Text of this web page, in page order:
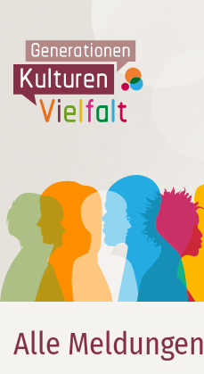
Alle Meldungen